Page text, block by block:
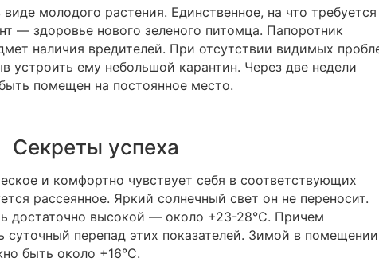
молодого растения. Единственное, на что требуется
— здоровье нового зеленого питомца. Папоротник
наличия вредителей. При отсутствии видимых
устроить ему небольшой карантин. Через две недели
помещен на постоянное место.
Секреты успеха
и комфортно чувствует себя в соответствующих
рассеянное. Яркий солнечный свет он не переносит.
достаточно высокой — около +23-28°С. Причем
суточный перепад этих показателей. Зимой в
быть около +16°С.